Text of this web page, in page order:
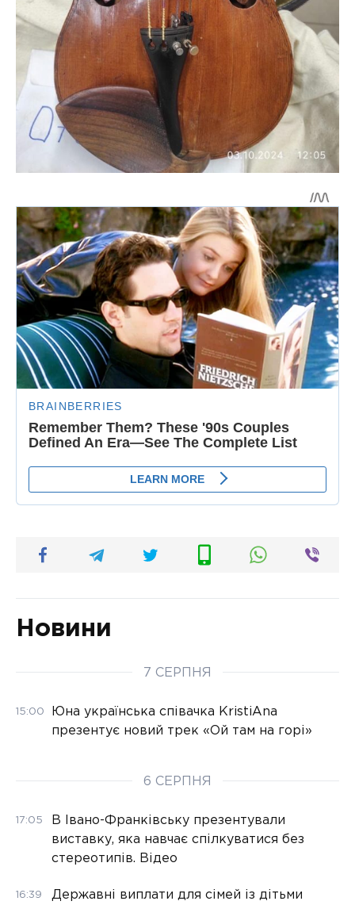
Новини
7 СЕРПНЯ
15:00
Юна українська співачка KristiAna
презентує новий трек «Ой там на горі»
6 СЕРПНЯ
17:05
В Івано-Франківську презентували
виставку, яка навчає спілкуватися без
стереотипів. Відео
16:39 Державні виплати для сімей із дітьми